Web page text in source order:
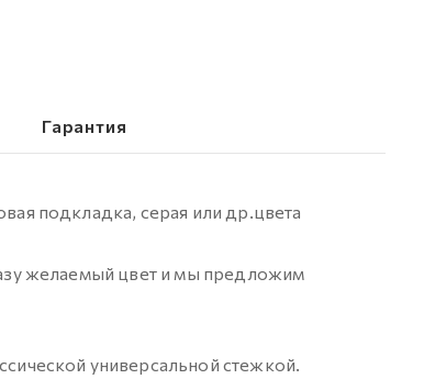
Гарантия
подкладка, серая или др.цвета
желаемый цвет и мы предложим
универсальной стежкой.